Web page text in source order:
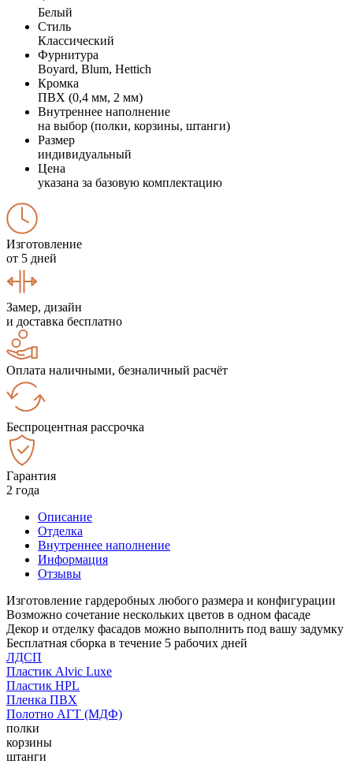
Белый
Стиль
Классический
Фурнитура
Boyard, Blum, Hettich
Кромка
ПВХ (0,4 мм, 2 мм)
Внутреннее наполнение
на выбор (полки, корзины, штанги)
Размер
индивидуальный
Цена
указана за базовую комплектацию
Изготовление
от 5 дней
Замер, дизайн
и доставка бесплатно
Оплата наличными, безналичный расчёт
Беспроцентная рассрочка
Гарантия
2 года
Описание
Отделка
Внутреннее наполнение
Информация
Отзывы
Изготовление гардеробных любого размера и конфигурации
Возможно сочетание нескольких цветов в одном фасаде
Декор и отделку фасадов можно выполнить под вашу задумку
Бесплатная сборка в течение 5 рабочих дней
ЛДСП
Пластик Alvic Luxe
Пластик HPL
Пленка ПВХ
Полотно АГТ (МДФ)
полки
корзины
штанги